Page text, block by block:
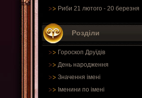
Риби 21 лютого - 20 березня
Розділи
Гороскоп Друїдів
День народження
Значення імені
Іменини по імені